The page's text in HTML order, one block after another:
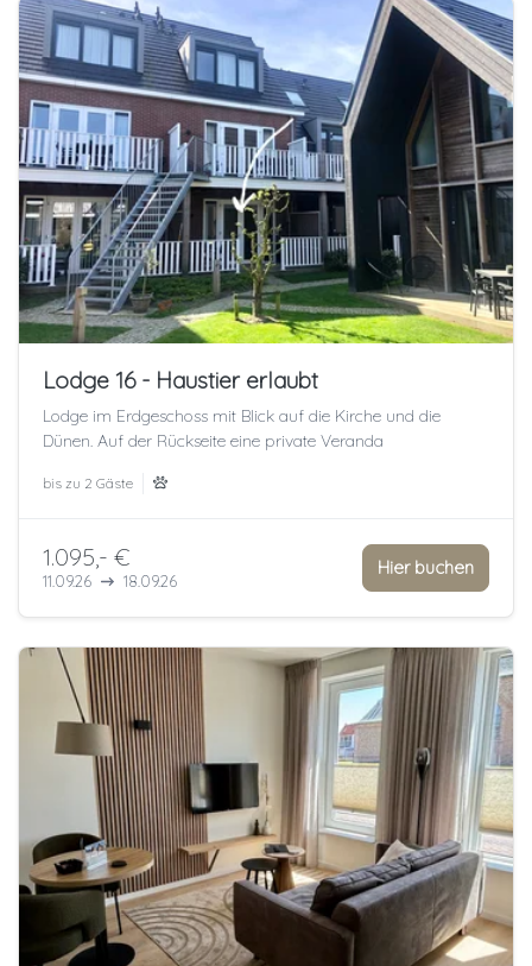
Lodge 16 - Haustier erlaubt
Lodge im Erdgeschoss mit Blick auf die Kirche und die
Dünen. Auf der Rückseite eine private Veranda
bis zu 2 Gäste
1.095,- €
11.09.26 18.09.26
Hier buchen